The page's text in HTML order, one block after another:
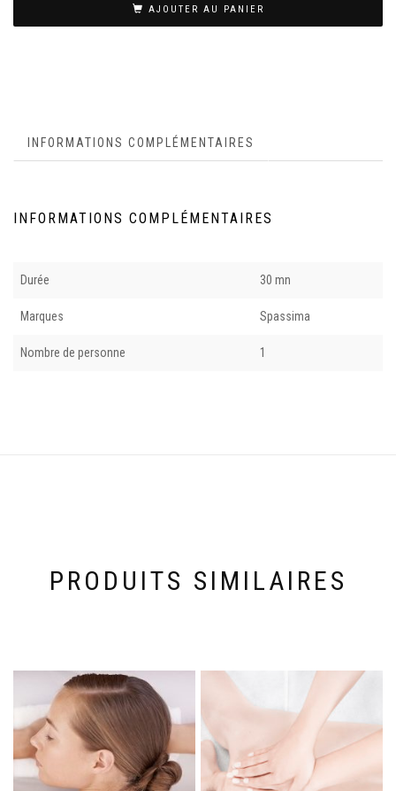
AJOUTER AU PANIER
INFORMATIONS COMPLÉMENTAIRES
INFORMATIONS COMPLÉMENTAIRES
Durée 30 mn
Marques Spassima
Nombre de personne 1
PRODUITS SIMILAIRES